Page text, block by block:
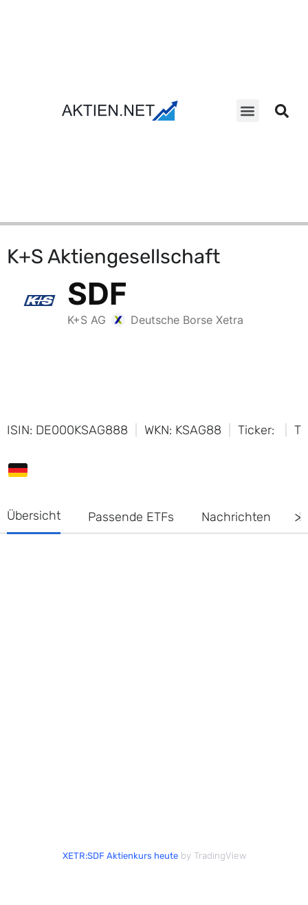
K+S Aktiengesellschaft
ISIN: DE000KSAG888 WKN: KSAG88 Ticker:
Übersicht Passende ETFs Nachrichten
XETR:SDF Aktienkurs heuteby TradingView